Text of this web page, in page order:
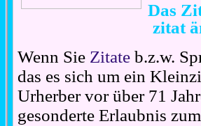
Das
zitat
Wenn Sie Zitate b.z.w.
das es sich um ein
Urherber vor über 71
gesonderte Erlaubnis